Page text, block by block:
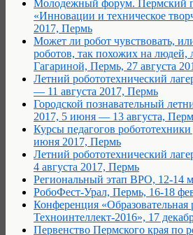
Молодежный форум. Пермский
«Инновации и техническое
2017, Пермь
Может ли робот чувствовать,
роботов, так похожих на
Гагариной, Пермь, 27 августа
Летний робототехнический
— 11 августа 2017, Пермь
Городской познавательный
2017, 5 июня — 13 августа,
Курсы педагогов
июня 2017, Пермь
Летний робототехнический
4 августа 2017, Пермь
Региональный этап ВРО, 12-14
РобоФест-Урал, Пермь, 16-18
Конференция «Образовательная
Техноинтеллект-2016», 17
Первенство Пермского края по